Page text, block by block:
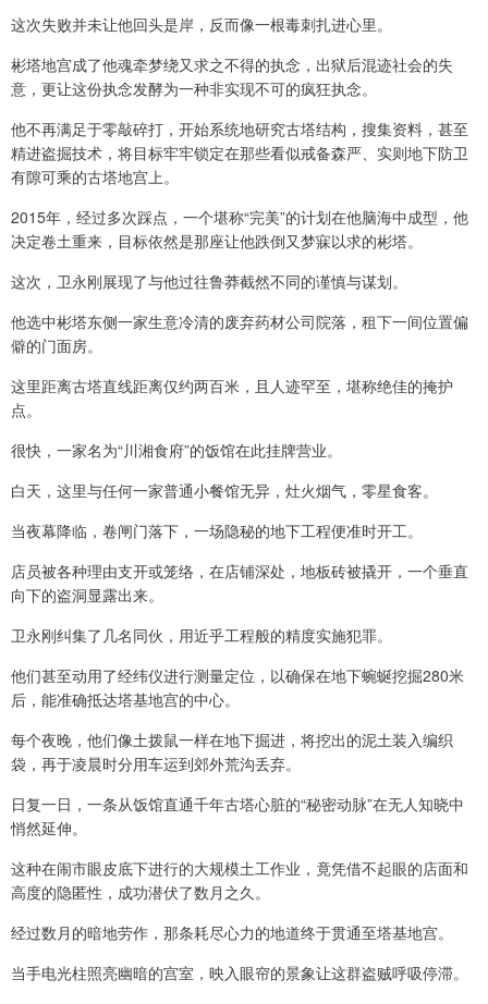
这次失败并未让他回头是岸，反而像一根毒刺扎进心里。
彬塔地宫成了他魂牵梦绕又求之不得的执念，出狱后混迹社会的失
意，更让这份执念发酵为一种非实现不可的疯狂执念。
他不再满足于零敲碎打，开始系统地研究古塔结构，搜集资料，甚至
精进盗掘技术，将目标牢牢锁定在那些看似戒备森严、实则地下防卫
有隙可乘的古塔地宫上。
2015年，经过多次踩点，一个堪称“完美”的计划在他脑海中成型，他
决定卷土重来，目标依然是那座让他跌倒又梦寐以求的彬塔。
这次，卫永刚展现了与他过往鲁莽截然不同的谨慎与谋划。
他选中彬塔东侧一家生意冷清的废弃药材公司院落，租下一间位置偏
僻的门面房。
这里距离古塔直线距离仅约两百米，且人迹罕至，堪称绝佳的掩护
点。
很快，一家名为“川湘食府”的饭馆在此挂牌营业。
白天，这里与任何一家普通小餐馆无异，灶火烟气，零星食客。
当夜幕降临，卷闸门落下，一场隐秘的地下工程便准时开工。
店员被各种理由支开或笼络，在店铺深处，地板砖被撬开，一个垂直
向下的盗洞显露出来。
卫永刚纠集了几名同伙，用近乎工程般的精度实施犯罪。
他们甚至动用了经纬仪进行测量定位，以确保在地下蜿蜒挖掘280米
后，能准确抵达塔基地宫的中心。
每个夜晚，他们像土拨鼠一样在地下掘进，将挖出的泥土装入编织
袋，再于凌晨时分用车运到郊外荒沟丢弃。
日复一日，一条从饭馆直通千年古塔心脏的“秘密动脉”在无人知晓中
悄然延伸。
这种在闹市眼皮底下进行的大规模土工作业，竟凭借不起眼的店面和
高度的隐匿性，成功潜伏了数月之久。
经过数月的暗地劳作，那条耗尽心力的地道终于贯通至塔基地宫。
当手电光柱照亮幽暗的宫室，映入眼帘的景象让这群盗贼呼吸停滞。